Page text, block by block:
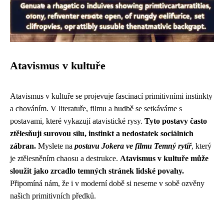
Atavismus v kultuře
Atavismus v kultuře se projevuje fascinací primitivními instinkty
a chováním. V literatuře, filmu a hudbě se setkáváme s
postavami, které vykazují atavistické rysy. Tyto postavy často
ztělesňují surovou sílu, instinkt a nedostatek sociálních
zábran. Myslete na postavu Jokera ve filmu Temný rytíř, který
je ztělesněním chaosu a destrukce. Atavismus v kultuře může
sloužit jako zrcadlo temných stránek lidské povahy.
Připomíná nám, že i v moderní době si neseme v sobě ozvěny
našich primitivních předků.